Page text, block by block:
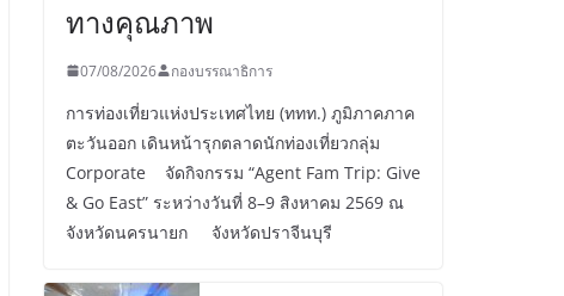
ทางคุณภาพ
07/08/2026 กองบรรณาธิการ
การท่องเที่ยวแห่งประเทศไทย (ททท.) ภูมิภาคภาค
ตะวันออก เดินหน้ารุกตลาดนักท่องเที่ยวกลุ่ม
Corporate จัดกิจกรรม “Agent Fam Trip: Give
& Go East” ระหว่างวันที่ 8–9 สิงหาคม 2569 ณ
จังหวัดนครนายก จังหวัดปราจีนบุรี